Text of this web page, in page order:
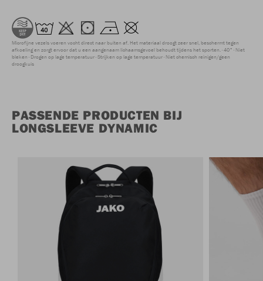
Microfijne vezels voeren vocht direct naar buiten af. Het materiaal droogt zeer snel, beschermt tegen
afkoeling en zorgt ervoor dat u een aangenaam lichaamsgevoel behoudt tijdens het sporten. 40° Niet
bleken Drogen op lage temperatuur Strijken op lage temperatuur Niet chemisch reinigen/geen
droogkuis
PASSENDE PRODUCTEN BIJ
LONGSLEEVE DYNAMIC